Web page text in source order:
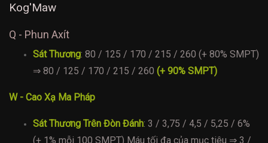
Kog'Maw
Q - Phun Axít
Sát Thương: 80 / 125 / 170 / 215 / 260 (+ 80% SMPT)
⇒ 80 / 125 / 170 / 215 / 260 (+ 90% SMPT)
W - Cao Xạ Ma Pháp
Sát Thương Trên Đòn Đánh: 3 / 3,75 / 4,5 / 5,25 / 6%
(+ 1% mỗi 100 SMPT) Máu tối đa của mục tiêu ⇒ 3 /